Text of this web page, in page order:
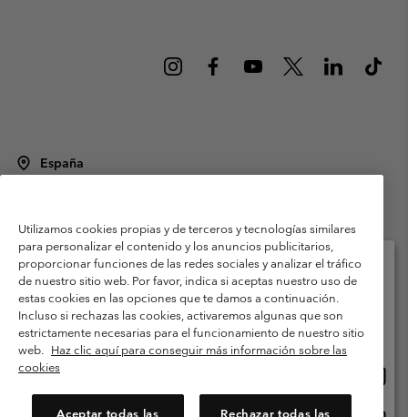
España
Condiciones de uso
Terminos de Venta
Garantía
Política de Privacidad
Términos y condiciones del programa de miembros
Términos De Uso Del Contenido Generado Por Los Usuarios
Impressum
Cookies Public CBCR
Servicio al cliente: Lu. - Vi. de 9:00 a 13:00 y de 14:00 a 18:00
Utilizamos cookies propias y de terceros y tecnologías similares
para personalizar el contenido y los anuncios publicitarios,
proporcionar funciones de las redes sociales y analizar el tráfico
de nuestro sitio web. Por favor, indica si aceptas nuestro uso de
estas cookies en las opciones que te damos a continuación.
Incluso si rechazas las cookies, activaremos algunas que son
estrictamente necesarias para el funcionamiento de nuestro sitio
web. Haz clic aquí para conseguir más información sobre las
cookies
Aceptar todas las Rechazar todas las
Selecciona tu país e idioma envío
Compras en línea disponibles
línea